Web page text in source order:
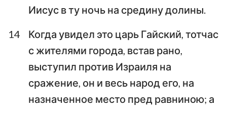
Иисус в ту ночь на средину долины.
14
Когда увидел это царь Гайский, тотчас
с жителями города, встав рано,
выступил против Израиля на
сражение, он и весь народ его, на
назначенное место пред равниною; а